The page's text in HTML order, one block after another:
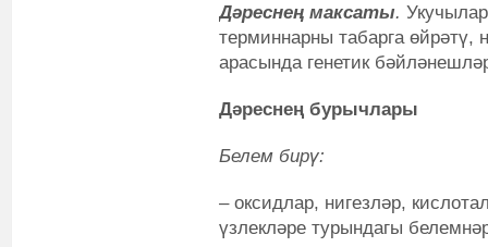
Дәреснең максаты.
терминнарны табарга өйрәтү,
арасында генетик
Дәреснең бурычлары
Белем бирү:
– оксидлар, нигезләр,
үзлекләре турындагы